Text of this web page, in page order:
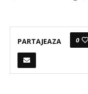
PARTAJEAZA 0